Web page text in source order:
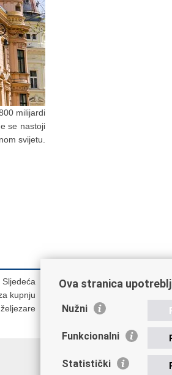
milijardi
se nastoji
svijetu.
Sljedeća
kupnju
Ova stranica
Nužni
Funkcionalni
Statistički